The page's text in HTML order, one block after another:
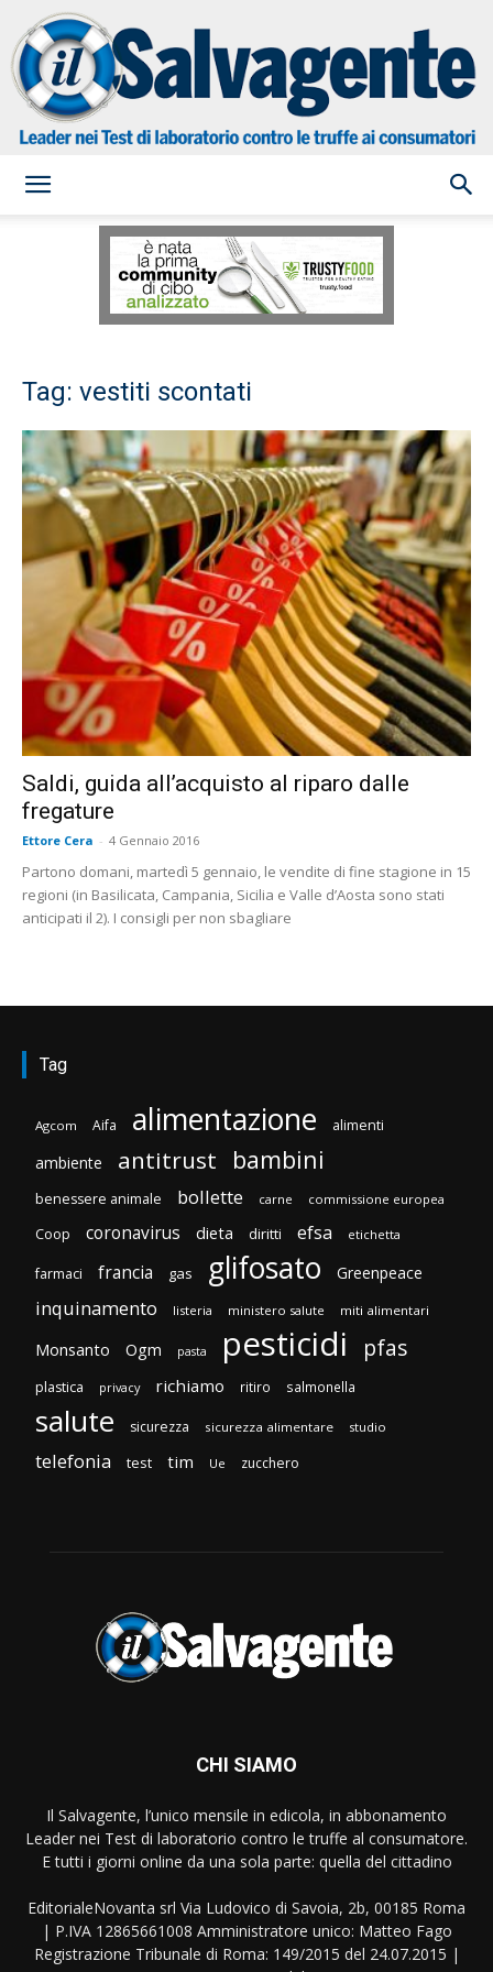
Salvagente
Tag: vestiti scontati
Saldi, guida all’acquisto al riparo dalle
fregature
Ettore Cera - 4 Gennaio 2016
Partono domani, martedì 5 gennaio, le vendite di fine stagione in 15
regioni (in Basilicata, Campania, Sicilia e Valle d’Aosta sono stati
anticipati il 2). I consigli per non sbagliare
Tag
Agcom Aifa alimentazione alimenti
ambiente antitrust bambini
benessere animale bollette carne commissione europea
Coop coronavirus dieta diritti efsa etichetta
farmaci francia gas glifosato Greenpeace
inquinamento listeria ministero salute miti alimentari
Monsanto Ogm pasta pesticidi pfas
plastica privacy richiamo ritiro salmonella
salute sicurezza sicurezza alimentare studio
telefonia test tim Ue zucchero
CHI SIAMO
Il Salvagente, l’unico mensile in edicola, in abbonamento
Leader nei Test di laboratorio contro le truffe al consumatore.
E tutti i giorni online da una sola parte: quella del cittadino
EditorialeNovanta srl Via Ludovico di Savoia, 2b, 00185 Roma
| P.IVA 12865661008 Amministratore unico: Matteo Fago
Registrazione Tribunale di Roma: 149/2015 del 24.07.2015 |